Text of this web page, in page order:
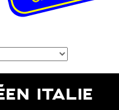
ITALIE